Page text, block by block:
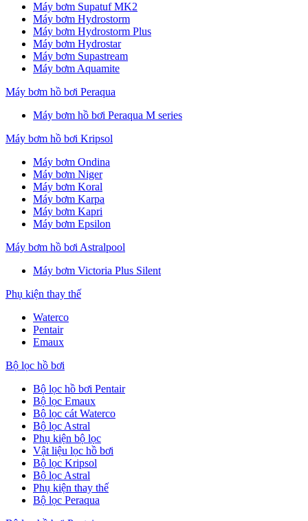
Máy bơm Supatuf MK2
Máy bơm Hydrostorm
Máy bơm Hydrostorm Plus
Máy bơm Hydrostar
Máy bơm Supastream
Máy bơm Aquamite
Máy bơm hồ bơi Peraqua
Máy bơm hồ bơi Peraqua M series
Máy bơm hồ bơi Kripsol
Máy bơm Ondina
Máy bơm Niger
Máy bơm Koral
Máy bơm Karpa
Máy bơm Kapri
Máy bơm Epsilon
Máy bơm hồ bơi Astralpool
Máy bơm Victoria Plus Silent
Phụ kiện thay thế
Waterco
Pentair
Emaux
Bộ lọc hồ bơi
Bộ lọc hồ bơi Pentair
Bộ lọc Emaux
Bộ lọc cát Waterco
Bộ lọc Astral
Phụ kiện bộ lọc
Vật liệu lọc hồ bơi
Bộ lọc Kripsol
Bộ lọc Astral
Phụ kiện thay thế
Bộ lọc Peraqua